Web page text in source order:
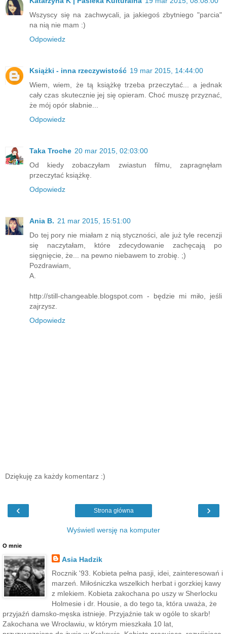
Wszyscy się na zachwycali, ja jakiegoś zbytniego "parcia"
na nią nie mam :)
Odpowiedz
Książki - inna rzeczywistość 19 mar 2015, 14:44:00
Wiem, wiem, że tą książkę trzeba przeczytać... a jednak
cały czas skutecznie jej się opieram. Choć muszę przyznać,
że mój opór słabnie...
Odpowiedz
Taka Troche 20 mar 2015, 02:03:00
Od kiedy zobaczyłam zwiastun filmu, zapragnęłam
przeczytać książkę.
Odpowiedz
Ania B. 21 mar 2015, 15:51:00
Do tej pory nie miałam z nią styczności, ale już tyle recenzji
się naczytałam, które zdecydowanie zachęcają po
sięgnięcie, że... na pewno niebawem to zrobię. ;)
Pozdrawiam,
A.
http://still-changeable.blogspot.com - będzie mi miło, jeśli
zajrzysz.
Odpowiedz
Dziękuję za każdy komentarz :)
‹ ›
Strona główna
Wyświetl wersję na komputer
O mnie
Asia Hadzik
Rocznik '93. Kobieta pełna pasji, idei, zainteresowań i
marzeń. Miłośniczka wszelkich herbat i gorzkiej kawy
z mlekiem. Kobieta zakochana po uszy w Sherlocku
Holmesie i dr. Housie, a do tego ta, która uważa, że
przyjaźń damsko-męska istnieje. Przyjaźnie tak w ogóle to skarb!
Zakochana we Wrocławiu, w którym mieszkała 10 lat,